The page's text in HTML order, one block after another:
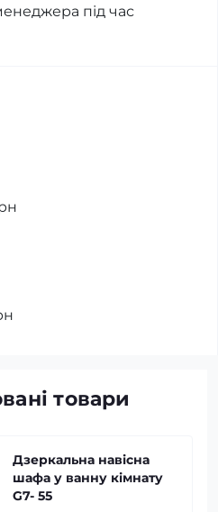
під час
товари
Дзеркальна навісна
шафа у ванну кімнату
G7- 55